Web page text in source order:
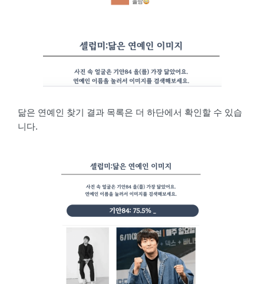
닮은 연예인 찾기 결과 목록은 더 하단에서 확인할 수 있습
니다.